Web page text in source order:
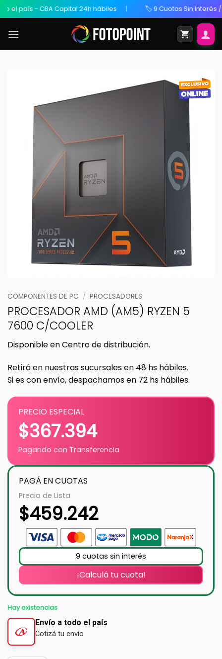
país - CBA Capital 24h hábiles 🏷️ 9 Cuotas Sin Interés /
COMPONENTES DE PC / PROCESADORES
PROCESADOR AMD (AM5) RYZEN 5
7600 C/COOLER
Disponible en Centro de distribución.
Retirá en nuestras sucursales en 48 hs hábiles.
Si es con envío, despachamos en 72 hs hábiles.
PRECIO ESPECIAL
$367.394
Pagando con Transferencia
PAGÁ EN CUOTAS
Precio de Lista
$459.242
9 cuotas sin interés
¡Calculá tu cuota!
Hay existencias
Envío a todo el país
Cotizá tu envío